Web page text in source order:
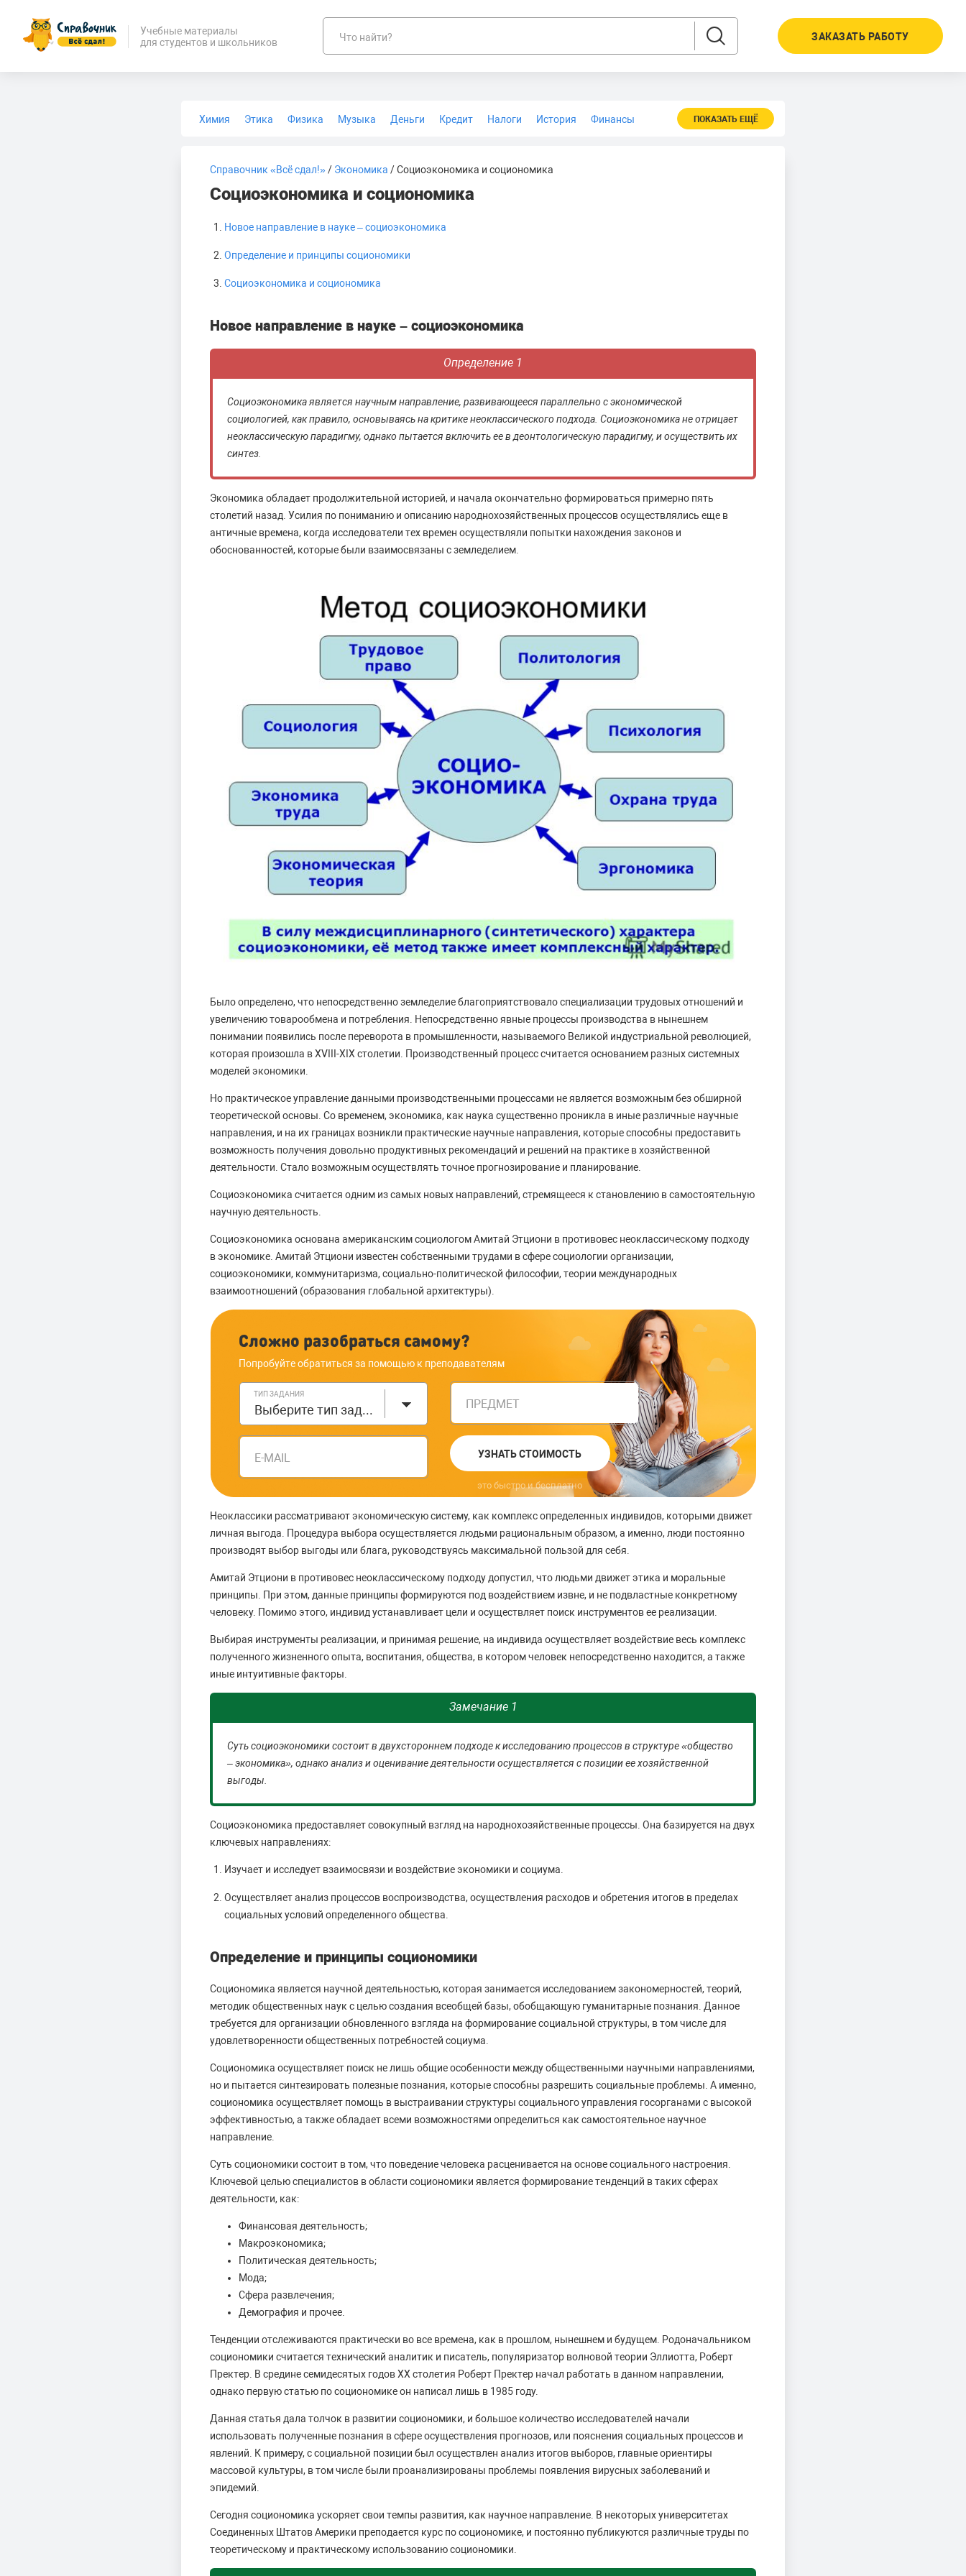
Учебные материалы
для студентов и школьников
Что найти? ЗАКАЗАТЬ РАБОТУ
Химия Этика Физика Музыка Деньги Кредит Налоги История
Финансы
ПОКАЗАТЬ ЕЩЁ
Справочник «Всё сдал!»/ Экономика / Социоэкономика и социономика
Социоэкономика и социономика
Новое направление в науке – социоэкономика
Определение и принципы социономики
Социоэкономика и социономика
Новое направление в науке – социоэкономика
Определение 1
Социоэкономика является научным направление, развивающееся параллельно с экономической
социологией, как правило, основываясь на критике неоклассического подхода. Социоэкономика не отрицает
неоклассическую парадигму, однако пытается включить ее в деонтологическую парадигму, и осуществить их
синтез.
Экономика обладает продолжительной историей, и начала окончательно формироваться примерно пять
столетий назад. Усилия по пониманию и описанию народнохозяйственных процессов осуществлялись еще в
античные времена, когда исследователи тех времен осуществляли попытки нахождения законов и
обоснованностей, которые были взаимосвязаны с земледелием.
Было определено, что непосредственно земледелие благоприятствовало специализации трудовых отношений и
увеличению товарообмена и потребления. Непосредственно явные процессы производства в нынешнем
понимании появились после переворота в промышленности, называемого Великой индустриальной революцией,
которая произошла в XVIII-XIX столетии. Производственный процесс считается основанием разных системных
моделей экономики.
Но практическое управление данными производственными процессами не является возможным без обширной
теоретической основы. Со временем, экономика, как наука существенно проникла в иные различные научные
направления, и на их границах возникли практические научные направления, которые способны предоставить
возможность получения довольно продуктивных рекомендаций и решений на практике в хозяйственной
деятельности. Стало возможным осуществлять точное прогнозирование и планирование.
Социоэкономика считается одним из самых новых направлений, стремящееся к становлению в самостоятельную
научную деятельность.
Социоэкономика основана американским социологом Амитай Этциони в противовес неоклассическому подходу
в экономике. Амитай Этциони известен собственными трудами в сфере социологии организации,
социоэкономики, коммунитаризма, социально-политической философии, теории международных
взаимоотношений (образования глобальной архитектуры).
Сложно разобраться самому?
Попробуйте обратиться за помощью к преподавателям
ТИП ЗАДАНИЯ
Выберите тип задания ПРЕДМЕТ
E-MAIL УЗНАТЬ СТОИМОСТЬ
это быстро и бесплатно
Неоклассики рассматривают экономическую систему, как комплекс определенных индивидов, которыми движет
личная выгода. Процедура выбора осуществляется людьми рациональным образом, а именно, люди постоянно
производят выбор выгоды или блага, руководствуясь максимальной пользой для себя.
Амитай Этциони в противовес неоклассическому подходу допустил, что людьми движет этика и моральные
принципы. При этом, данные принципы формируются под воздействием извне, и не подвластные конкретному
человеку. Помимо этого, индивид устанавливает цели и осуществляет поиск инструментов ее реализации.
Выбирая инструменты реализации, и принимая решение, на индивида осуществляет воздействие весь комплекс
полученного жизненного опыта, воспитания, общества, в котором человек непосредственно находится, а также
иные интуитивные факторы.
Замечание 1
Суть социоэкономики состоит в двухстороннем подходе к исследованию процессов в структуре «общество
– экономика», однако анализ и оценивание деятельности осуществляется с позиции ее хозяйственной
выгоды.
Социоэкономика предоставляет совокупный взгляд на народнохозяйственные процессы. Она базируется на двух
ключевых направлениях:
Изучает и исследует взаимосвязи и воздействие экономики и социума.
Осуществляет анализ процессов воспроизводства, осуществления расходов и обретения итогов в пределах
социальных условий определенного общества.
Определение и принципы социономики
Социономика является научной деятельностью, которая занимается исследованием закономерностей, теорий,
методик общественных наук с целью создания всеобщей базы, обобщающую гуманитарные познания. Данное
требуется для организации обновленного взгляда на формирование социальной структуры, в том числе для
удовлетворенности общественных потребностей социума.
Социономика осуществляет поиск не лишь общие особенности между общественными научными направлениями,
но и пытается синтезировать полезные познания, которые способны разрешить социальные проблемы. А именно,
социономика осуществляет помощь в выстраивании структуры социального управления госорганами с высокой
эффективностью, а также обладает всеми возможностями определиться как самостоятельное научное
направление.
Суть социономики состоит в том, что поведение человека расценивается на основе социального настроения.
Ключевой целью специалистов в области социономики является формирование тенденций в таких сферах
деятельности, как:
Финансовая деятельность;
Макроэкономика;
Политическая деятельность;
Мода;
Сфера развлечения;
Демография и прочее.
Тенденции отслеживаются практически во все времена, как в прошлом, нынешнем и будущем. Родоначальником
социономики считается технический аналитик и писатель, популяризатор волновой теории Эллиотта, Роберт
Пректер. В средине семидесятых годов XX столетия Роберт Пректер начал работать в данном направлении,
однако первую статью по социономике он написал лишь в 1985 году.
Данная статья дала толчок в развитии социономики, и большое количество исследователей начали
использовать полученные познания в сфере осуществления прогнозов, или пояснения социальных процессов и
явлений. К примеру, с социальной позиции был осуществлен анализ итогов выборов, главные ориентиры
массовой культуры, в том числе были проанализированы проблемы появления вирусных заболеваний и
эпидемий.
Сегодня социономика ускоряет свои темпы развития, как научное направление. В некоторых университетах
Соединенных Штатов Америки преподается курс по социономике, и постоянно публикуются различные труды по
теоретическому и практическому использованию социономики.